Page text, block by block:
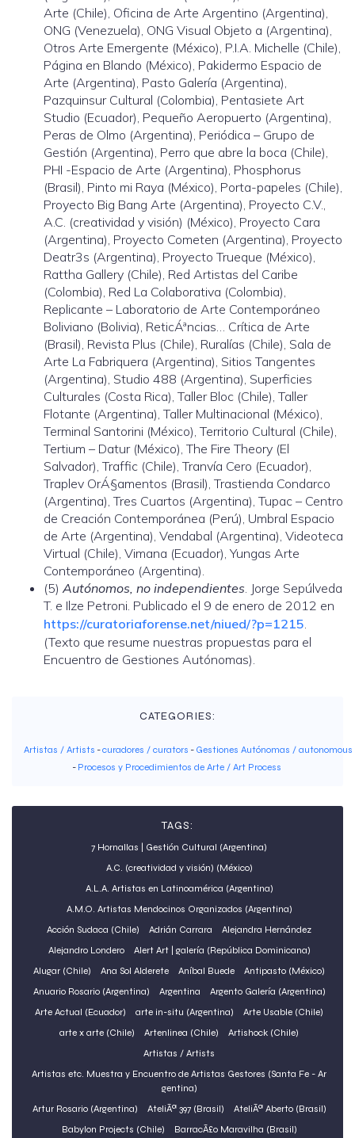
Arte (Chile), Oficina de Arte Argentino (Argentina),
ONG (Venezuela), ONG Visual Objeto a (Argentina),
Otros Arte Emergente (México), P.I.A. Michelle (Chile),
Página en Blando (México), Pakidermo Espacio de
Arte (Argentina), Pasto Galería (Argentina),
Pazquinsur Cultural (Colombia), Pentasiete Art
Studio (Ecuador), Pequeño Aeropuerto (Argentina),
Peras de Olmo (Argentina), Periódica – Grupo de
Gestión (Argentina), Perro que abre la boca (Chile),
PHI -Espacio de Arte (Argentina), Phosphorus
(Brasil), Pinto mi Raya (México), Porta-papeles (Chile),
Proyecto Big Bang Arte (Argentina), Proyecto C.V.,
A.C. (creatividad y visión) (México), Proyecto Cara
(Argentina), Proyecto Cometen (Argentina), Proyecto
Deatr3s (Argentina), Proyecto Trueque (México),
Rattha Gallery (Chile), Red Artistas del Caribe
(Colombia), Red La Colaborativa (Colombia),
Replicante – Laboratorio de Arte Contemporáneo
Boliviano (Bolivia), ReticÁªncias… Crítica de Arte
(Brasil), Revista Plus (Chile), Ruralías (Chile), Sala de
Arte La Fabriquera (Argentina), Sitios Tangentes
(Argentina), Studio 488 (Argentina), Superficies
Culturales (Costa Rica), Taller Bloc (Chile), Taller
Flotante (Argentina), Taller Multinacional (México),
Terminal Santorini (México), Territorio Cultural (Chile),
Tertium – Datur (México), The Fire Theory (El
Salvador), Traffic (Chile), Tranvía Cero (Ecuador),
Traplev OrÁ§amentos (Brasil), Trastienda Condarco
(Argentina), Tres Cuartos (Argentina), Tupac – Centro
de Creación Contemporánea (Perú), Umbral Espacio
de Arte (Argentina), Vendabal (Argentina), Videoteca
Virtual (Chile), Vimana (Ecuador), Yungas Arte
Contemporáneo (Argentina).
(5) Autónomos, no independientes. Jorge Sepúlveda
T. e Ilze Petroni. Publicado el 9 de enero de 2012 en
https://curatoriaforense.net/niued/?p=1215.
(Texto que resume nuestras propuestas para el
Encuentro de Gestiones Autónomas).
CATEGORIES:
Artistas / Artists -curadores / curators - Gestiones Autónomas /
- Procesos y Procedimientos de Arte / Art Process
TAGS:
7 Hornallas | Gestión Cultural (Argentina)
A.C. (creatividad y visión) (México)
A.L.A. Artistas en Latinoamérica (Argentina)
A.M.O. Artistas Mendocinos Organizados (Argentina)
Acción Sudaca (Chile)
Adrián Carrara
Alejandra Hernández
Alejandro Londero
Alert Art | galería (República Dominicana)
Alugar (Chile)
Ana Sol Alderete Aníbal Buede
Antipasto (México)
Anuario Rosario (Argentina)
Argentina
Argento Galería (Argentina)
Arte Actual (Ecuador)
arte in-situ (Argentina)
Arte Usable (Chile)
arte x arte (Chile)
Artenlinea (Chile)
Artishock (Chile)
Artistas / Artists
Artistas etc. Muestra y Encuentro de Artistas Gestores (Santa Fe - Ar
gentina)
Artur Rosario (Argentina)
AteliÃª 397 (Brasil)
AteliÃª Aberto (Brasil)
Babylon Projects (Chile)
BarracÃ£o Maravilha (Brasil)